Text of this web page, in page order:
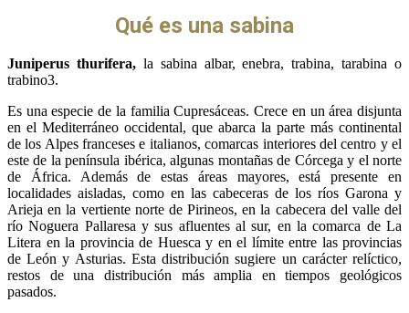
Qué es una sabina
Juniperus thurifera,la sabina albar,​ enebra,​ trabina, tarabina o
trabino3.
Es una especie de la familia Cupresáceas. Crece en un área disjunta
en el Mediterráneo occidental, que abarca la parte más continental
de los Alpes franceses e italianos, comarcas interiores del centro y el
este de la península ibérica, algunas montañas de Córcega y el norte
de África. Además de estas áreas mayores, está presente en
localidades aisladas, como en las cabeceras de los ríos Garona y
Arieja en la vertiente norte de Pirineos, en la cabecera del valle del
río Noguera Pallaresa y sus afluentes al sur, en la comarca de La
Litera en la provincia de Huesca y en el límite entre las provincias
de León y Asturias. Esta distribución sugiere un carácter relíctico,
restos de una distribución más amplia en tiempos geológicos
pasados.